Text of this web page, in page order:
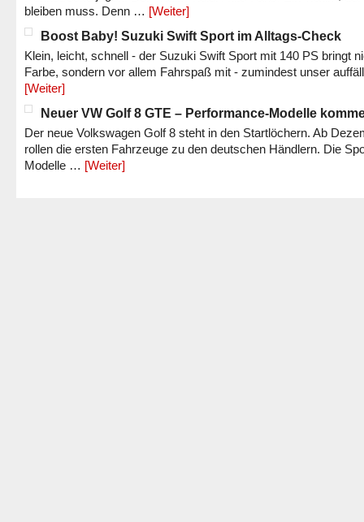
bleiben muss. Denn … [Weiter]
Boost Baby! Suzuki Swift Sport im Alltags-Check
Klein, leicht, schnell - der Suzuki Swift Sport mit 140 PS bringt
Farbe, sondern vor allem Fahrspaß mit - zumindest unser
[Weiter]
Neuer VW Golf 8 GTE – Performance-Modelle
Der neue Volkswagen Golf 8 steht in den Startlöchern. Ab
rollen die ersten Fahrzeuge zu den deutschen Händlern. Die
Modelle … [Weiter]